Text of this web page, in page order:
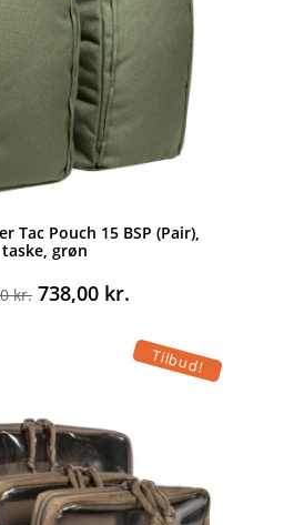
Tac Pouch 15 BSP (Pair),
taske, grøn
kr. Den
738,00 kr.Den
pris
er:
738,00 kr..
Tilbud!